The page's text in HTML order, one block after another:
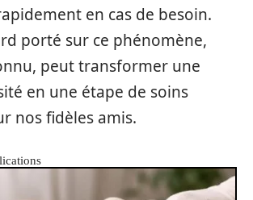
en cas de besoin.
porté sur ce phénomène,
peut transformer une
en une étape de soins
nos fidèles amis.